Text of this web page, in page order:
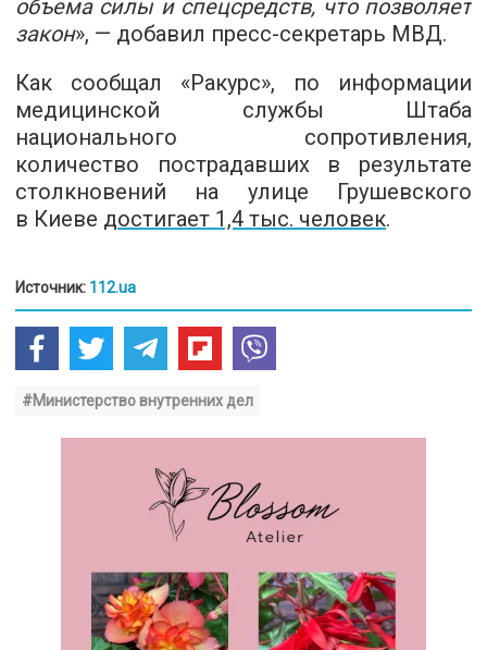
объема силы и спецсредств, что позволяет
закон», — добавил пресс-секретарь МВД.
Как сообщал «Ракурс», по информации
медицинской службы Штаба
национального сопротивления,
количество пострадавших в результате
столкновений на улице Грушевского
в Киеве достигает 1,4 тыс. человек.
Источник: 112.ua
#Министерство внутренних дел